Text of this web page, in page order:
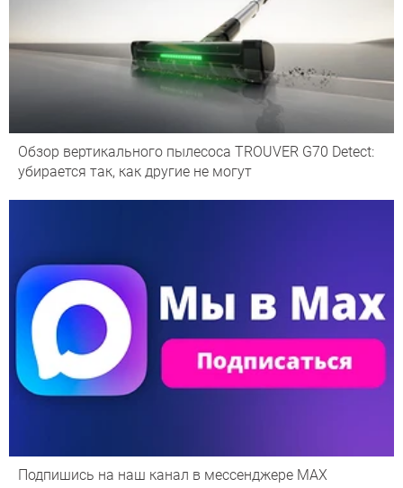
Обзор вертикального пылесоса TROUVER G70 Detect:
убирается так, как другие не могут
Подпишись на наш канал в мессенджере МАХ